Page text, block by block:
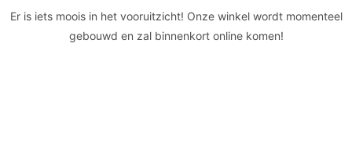
Er is iets moois in het vooruitzicht! Onze winkel wordt momenteel
gebouwd en zal binnenkort online komen!